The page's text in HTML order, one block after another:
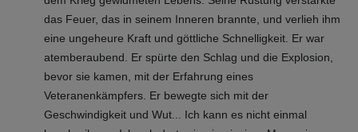
das Feuer, das in seinem Inneren brannte, und verlieh ihm
eine ungeheure Kraft und göttliche Schnelligkeit. Er war
atemberaubend. Er spürte den Schlag und die Explosion,
bevor sie kamen, mit der Erfahrung eines
Veteranenkämpfers. Er bewegte sich mit der
Geschwindigkeit und Wut... Ich kann es nicht einmal